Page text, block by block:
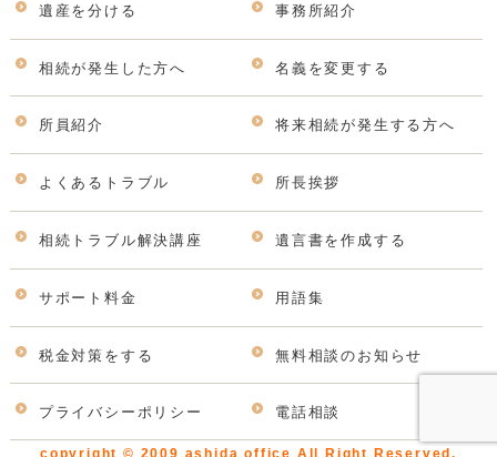
遺産を分ける 事務所紹介
相続が発生した方へ 名義を変更する
所員紹介 将来相続が発生する方へ
よくあるトラブル 所長挨拶
相続トラブル解決講座 遺言書を作成する
サポート料金 用語集
税金対策をする 無料相談のお知らせ
プライバシーポリシー 電話相談
copyright © 2009 ashida office All Right Reserved.